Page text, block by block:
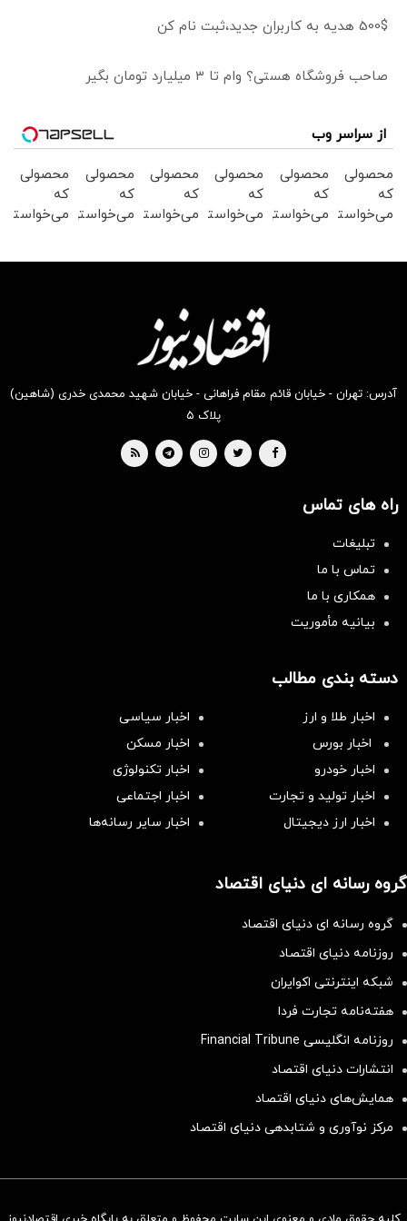
500$ هدیه به کاربران جدید،ثبت نام کن
صاحب فروشگاه هستی؟ وام تا ۳ میلیارد تومان بگیر
از سراسر وب
محصولی
که
می‌خواستی
محصولی
که
می‌خواستی
محصولی
که
می‌خواستی
بخر !
محصولی
که
می‌خواستی
بخر !
محصولی
که
می‌خواستی
محصولی
که
می‌خواستی
آدرس: تهران - خیابان قائم مقام فراهانی - خیابان شهید محمدی خدری (شاهین)
پلاک ۵
راه های تماس
تبلیغات
تماس با ما
همکاری با ما
بیانیه مأموریت
دسته بندی مطالب
اخبار طلا و ارز
اخبار سیاسی
اخبار بورس
اخبار مسکن
اخبار خودرو
اخبار تکنولوژی
اخبار تولید و تجارت
اخبار اجتماعی
اخبار ارز دیجیتال
اخبار سایر رسانه‌‌ها
گروه رسانه ای دنیای اقتصاد
گروه رسانه ای دنیای اقتصاد
روزنامه دنیای اقتصاد
شبکه اینترنتی اکوایران
هفته‌نامه تجارت فردا
روزنامه انگلیسی Financial Tribune
انتشارات دنیای اقتصاد
همایش‌های دنیای اقتصاد
مرکز نوآوری و شتابدهی دنیای اقتصاد